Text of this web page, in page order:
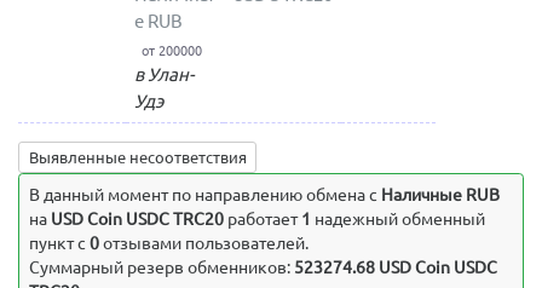
е RUB
от 200000
в Улан-
Удэ
Выявленные несоответствия
В данный момент по направлению обмена c Наличные RUB
на USD Coin USDC TRC20работает1 надежный обменный
пункт с 0отзывами пользователей.
Суммарный резерв обменников: 523274.68 USD Coin USDC